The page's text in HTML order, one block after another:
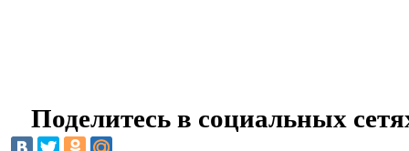
Поделитесь в социальных